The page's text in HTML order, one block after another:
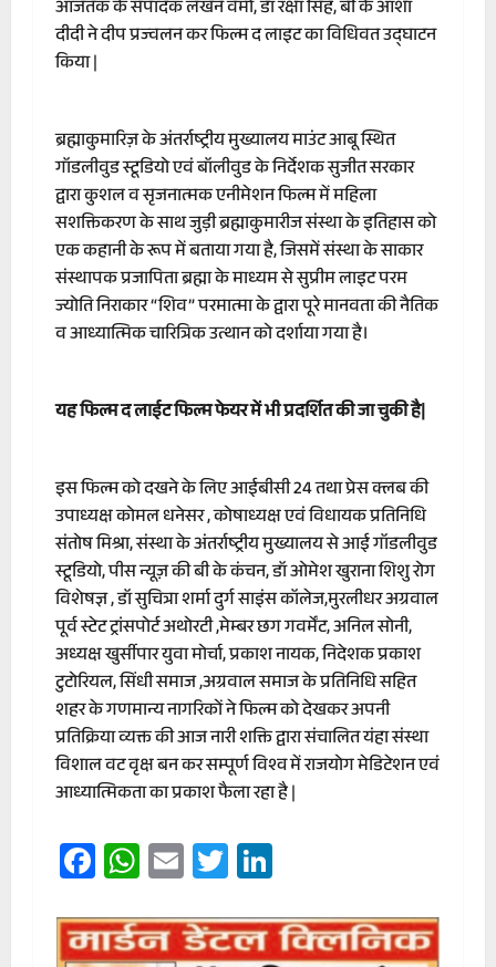
आजतक के संपादक लखन वर्मा, डॉ रक्षा सिंह, बी के आशा
दीदी ने दीप प्रज्वलन कर फिल्म द लाइट का विधिवत उद्घाटन
किया |
ब्रह्माकुमारिज़ के अंतर्राष्ट्रीय मुख्यालय माउंट आबू स्थित
गॉडलीवुड स्टूडियो एवं बॉलीवुड के निर्देशक सुजीत सरकार
द्वारा कुशल व सृजनात्मक एनीमेशन फिल्म में महिला
सशक्तिकरण के साथ जुड़ी ब्रह्माकुमारीज संस्था के इतिहास को
एक कहानी के रूप में बताया गया है, जिसमें संस्था के साकार
संस्थापक प्रजापिता ब्रह्मा के माध्यम से सुप्रीम लाइट परम
ज्योति निराकार “शिव” परमात्मा के द्वारा पूरे मानवता की नैतिक
व आध्यात्मिक चारित्रिक उत्थान को दर्शाया गया है।
यह फिल्म द लाईट फिल्म फेयर में भी प्रदर्शित की जा चुकी है|
इस फिल्म को दखने के लिए आईबीसी 24 तथा प्रेस क्लब की
उपाध्यक्ष कोमल धनेसर , कोषाध्यक्ष एवं विधायक प्रतिनिधि
संतोष मिश्रा, संस्था के अंतर्राष्ट्रीय मुख्यालय से आई गॉडलीवुड
स्टूडियो, पीस न्यूज़ की बी के कंचन, डॉ ओमेश खुराना शिशु रोग
विशेषज्ञ , डॉ सुचित्रा शर्मा दुर्ग साइंस कॉलेज,मुरलीधर अग्रवाल
पूर्व स्टेट ट्रांसपोर्ट अथोरटी ,मेम्बर छग गवर्मेंट, अनिल सोनी,
अध्यक्ष खुर्सीपार युवा मोर्चा, प्रकाश नायक, निदेशक प्रकाश
टुटोरियल, सिंधी समाज ,अग्रवाल समाज के प्रतिनिधि सहित
शहर के गणमान्य नागरिकों ने फिल्म को देखकर अपनी
प्रतिक्रिया व्यक्त की आज नारी शक्ति द्वारा संचालित यंहा संस्था
विशाल वट वृक्ष बन कर सम्पूर्ण विश्व में राजयोग मेडिटेशन एवं
आध्यात्मिकता का प्रकाश फैला रहा है |
Facebook
WhatsApp
EmailTwitter